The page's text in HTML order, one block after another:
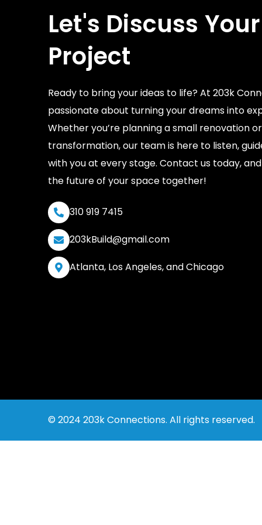
Let's Discuss
Project
Ready to bring your ideas to life? At 203k
passionate about turning your dreams into
Whether you’re planning a small renovation
transformation, our team is here to listen,
with you at every stage. Contact us today,
the future of your space together!
310 919 7415
203kBuild@gmail.com
Atlanta, Los Angeles, and Chicago
© 2024 203k Connections. All rights reserved.